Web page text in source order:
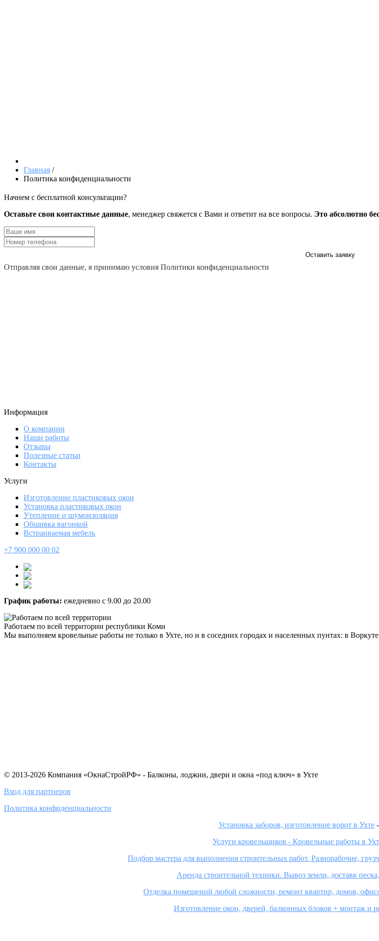
Главная /
Политика конфиденциальности
Начнем с бесплатной консультации?
Оставьте свои контактные данные, менеджер свяжется с Вами и ответит на все вопросы. Это абсолютно
Оставить заявку
Отправляя свои данные, я принимаю условия Политики конфиденциальности
Информация
О компании
Наши работы
Отзывы
Полезные статьи
Контакты
Услуги
Изготовление пластиковых окон
Установка пластиковых окон
Утепление и шумоизоляция
Обшивка вагонкой
Встраиваемая мебель
+7 900 000 00 02
График работы: ежедневно с 9.00 до 20.00
Работаем по всей территории республики Коми
Мы выполняем кровельные работы не только в Ухте, но и в соседних городах и населенных пунтах: в
© 2013-2026 Компания «ОкнаСтройРФ» - Балконы, лоджии, двери и окна «под ключ» в Ухте
Вход для партнеров
Политика конфиденциальности
Установка заборов, изготовление ворот в Ухте-
Услуги кровельщиков - Кровельные работы в
Подбор мастера для выполнения строительных работ. Разнорабочие,
Аренда строительной техники. Вывоз земли, доставк
Отделка помещений любой сложности, ремонт квартир, домов,
Изготовление окон, дверей, балконных блоков + монтаж и